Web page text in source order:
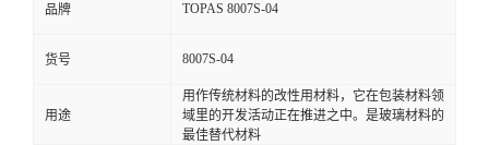
品牌 TOPAS 8007S-04
货号 8007S-04
用途
用作传统材料的改性用材料，它在包装材料领
域里的开发活动正在推进之中。是玻璃材料的
最佳替代材料